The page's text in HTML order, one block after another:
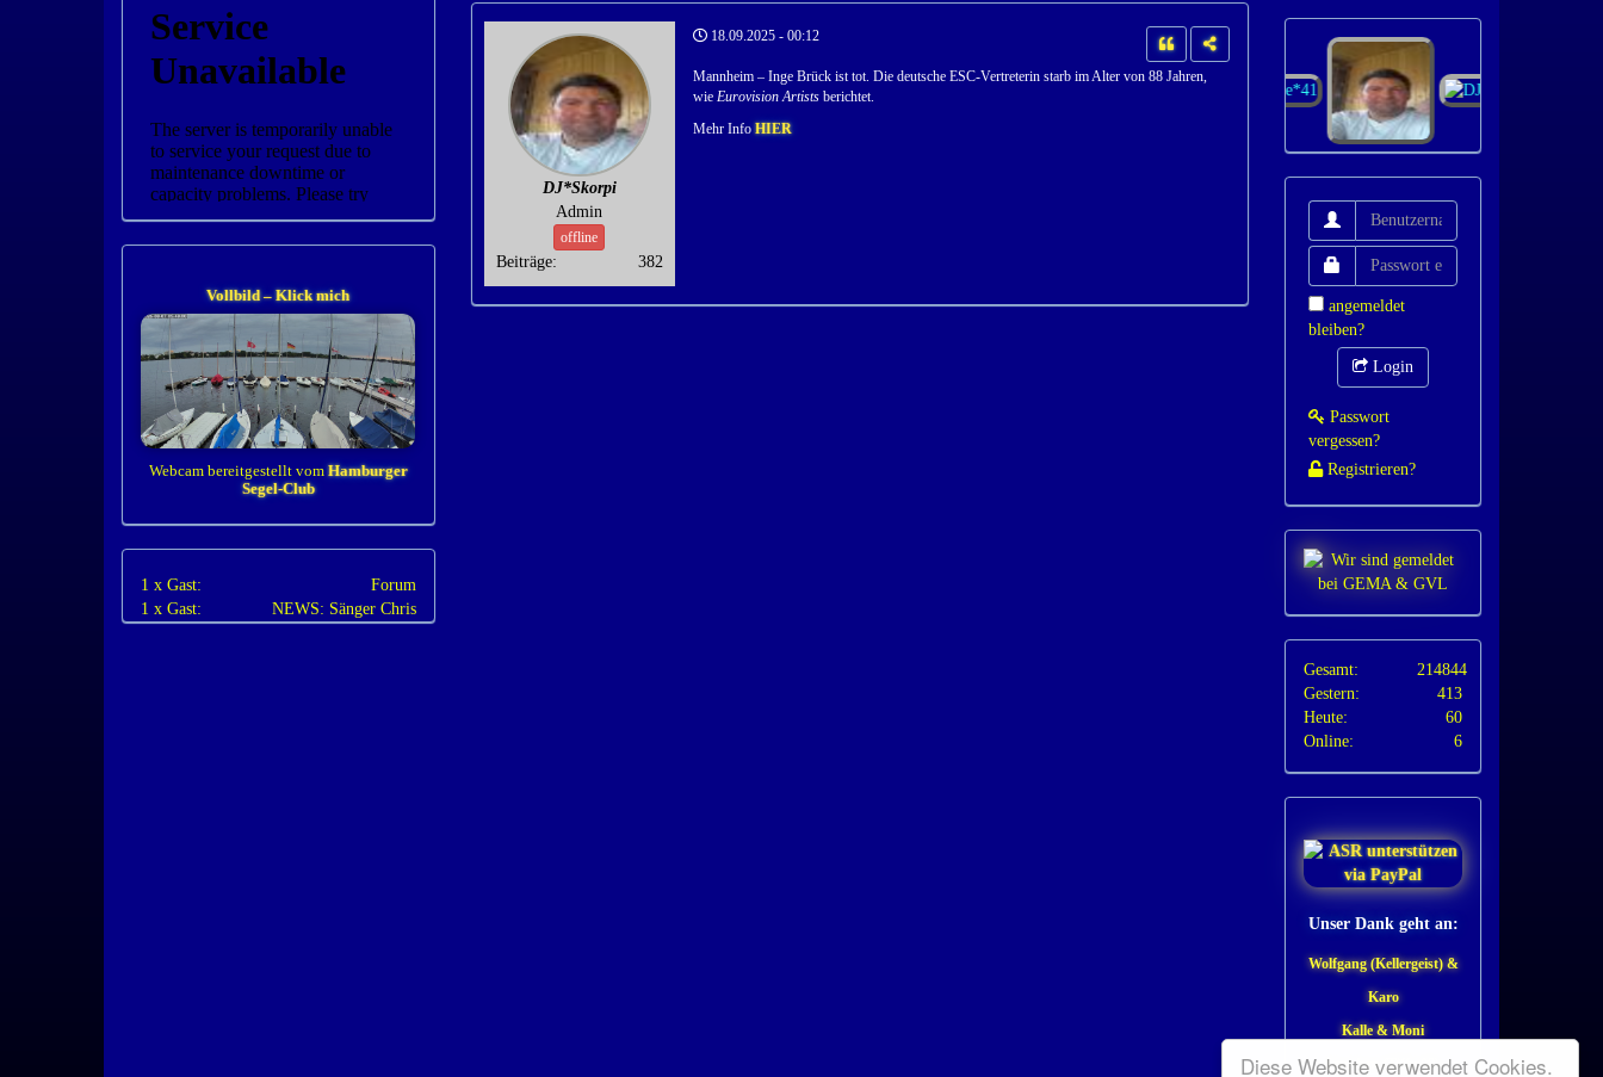
Diese Website verwendet Cookies.
Vollbild – Klick mich
Webcam bereitgestellt vom Hamburger
Segel-Club
1 x Gast:
Forum
1 x Gast:
NEWS: Sänger Chris
DJ*Skorpi
Admin
offline
Beiträge: 382
18.09.2025 - 00:12
Mannheim – Inge Brück ist tot. Die deutsche ESC-Vertreterin starb im Alter von 88 Jahren,
wie Eurovision Artistsberichtet.
Mehr Info HIER
angemeldet
bleiben?
Login
Passwort
vergessen?
Registrieren?
Gesamt:
214844
Gestern:
413
Heute:
60
Online:
6
Unser Dank geht an:
Wolfgang (Kellergeist) &
Karo
Kalle & Moni
Irmchen (Tiffy 08)